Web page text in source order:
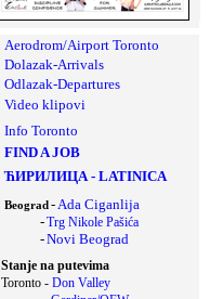
Aerodrom/Airport Toronto
Dolazak-Arrivals
Odlazak-Departures
Video klipovi
Info Toronto
FIND A JOB
ЋИРИЛИЦА - LATINICA
Beograd -Ada Ciganlija
-Trg Nikole Pašića
-Novi Beograd
Stanje na putevima
Toronto - Don Valley